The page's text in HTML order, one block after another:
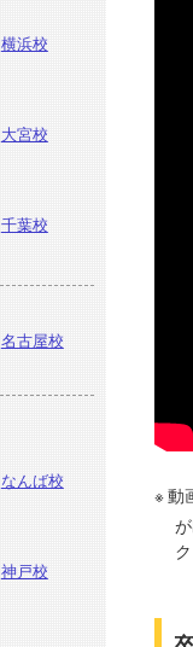
横浜校
大宮校
千葉校
名古屋校
なんば校
神戸校
動